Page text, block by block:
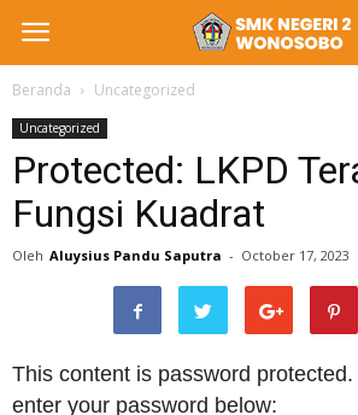
Beranda Uncategorized
Uncategorized
Protected: LKPD
Fungsi Kuadrat
Oleh Aluysius Pandu Saputra - October 17, 2023
This content is password
enter your password below: